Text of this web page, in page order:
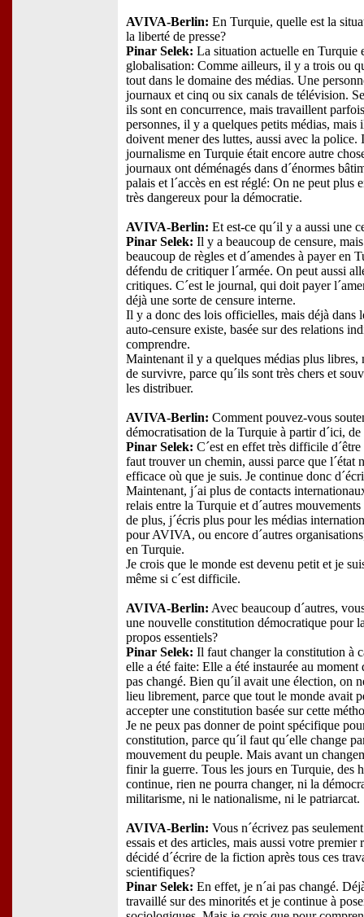
AVIVA-Berlin: En Turquie, quelle est la
la liberté de presse?
Pinar Selek: La situation actuelle en Turquie
globalisation: Comme ailleurs, il y a trois ou
tout dans le domaine des médias. Une
journaux et cinq ou six canals de télévision.
ils sont en concurrence, mais travaillent
personnes, il y a quelques petits médias, mais
doivent mener des luttes, aussi avec la
journalisme en Turquie était encore autre
journaux ont déménagés dans d´énormes
palais et l´accès en est réglé: On ne peut plus
très dangereux pour la démocratie.
AVIVA-Berlin: Et est-ce qu´il y a aussi une
Pinar Selek: Il y a beaucoup de censure,
beaucoup de règles et d´amendes à payer en
défendu de critiquer l´armée. On peut aussi
critiques. C´est le journal, qui doit payer
déjà une sorte de censure interne.
Il y a donc des lois officielles, mais déjà dans
auto-censure existe, basée sur des relations
comprendre.
Maintenant il y a quelques médias plus
de survivre, parce qu´ils sont très chers et
les distribuer.
AVIVA-Berlin: Comment pouvez-vous
démocratisation de la Turquie à partir d´ici,
Pinar Selek: C´est en effet très difficile
faut trouver un chemin, aussi parce que l´état
efficace où que je suis. Je continue donc
Maintenant, j´ai plus de contacts
relais entre la Turquie et d´autres
de plus, j´écris plus pour les médias
pour AVIVA, ou encore d´autres
en Turquie.
Je crois que le monde est devenu petit et je
même si c´est difficile.
AVIVA-Berlin: Avec beaucoup d´autres,
une nouvelle constitution démocratique pour
propos essentiels?
Pinar Selek: Il faut changer la constitution à
elle a été faite: Elle a été instaurée au moment
pas changé. Bien qu´il avait une élection, on
lieu librement, parce que tout le monde avait
accepter une constitution basée sur cette
Je ne peux pas donner de point spécifique
constitution, parce qu´il faut qu´elle change
mouvement du peuple. Mais avant un
finir la guerre. Tous les jours en Turquie, des
continue, rien ne pourra changer, ni la
militarisme, ni le nationalisme, ni le patriarcat.
AVIVA-Berlin: Vous n´écrivez pas
essais et des articles, mais aussi votre
décidé d´écrire de la fiction après tous ces
scientifiques?
Pinar Selek: En effet, je n´ai pas changé.
travaillé sur des minorités et je continue à